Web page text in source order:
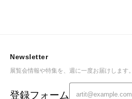
Newsletter
展覧会情報や特集を、週に一度お届けします。
登録フォーム